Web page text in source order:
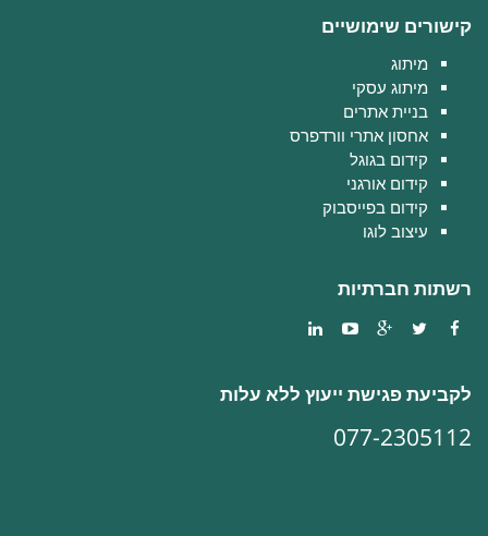
קישורים שימושיים
מיתוג
מיתוג עסקי
בניית אתרים
אחסון אתרי וורדפרס
קידום בגוגל
קידום אורגני
קידום בפייסבוק
עיצוב לוגו
רשתות חברתיות
לקביעת פגישת ייעוץ ללא עלות
077-2305112